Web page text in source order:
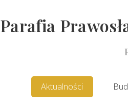
Parafia
Aktualności